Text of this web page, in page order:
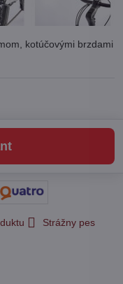
kotúčovými brzdami
Strážny pes